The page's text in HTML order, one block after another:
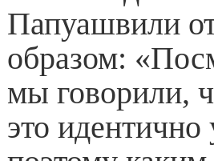
Папуашвили
образом:
мы говорили,
это идентично